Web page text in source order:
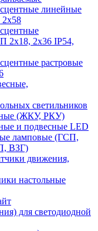
линейные
2х18, 2х36 IP54,
растровые
светильников
(ЖКУ, РКУ)
и подвесные LED
ламповые (ГСП,
ВЗГ)
движения,
настольные
для светодиодной